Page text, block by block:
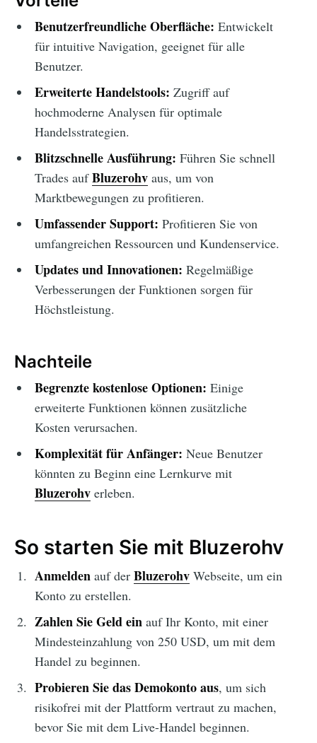
Benutzerfreundliche Oberfläche: Entwickelt
für intuitive Navigation, geeignet für alle
Benutzer.
Erweiterte Handelstools: Zugriff auf
hochmoderne Analysen für optimale
Handelsstrategien.
Blitzschnelle Ausführung: Führen Sie schnell
Trades aufBluzerohvaus, um von
Marktbewegungen zu profitieren.
Umfassender Support: Profitieren Sie von
umfangreichen Ressourcen und Kundenservice.
Updates und Innovationen: Regelmäßige
Verbesserungen der Funktionen sorgen für
Höchstleistung.
Nachteile
Begrenzte kostenlose Optionen: Einige
erweiterte Funktionen können zusätzliche
Kosten verursachen.
Komplexität für Anfänger: Neue Benutzer
könnten zu Beginn eine Lernkurve mit
Bluzerohverleben.
So starten Sie mit Bluzerohv
Anmeldenauf der BluzerohvWebseite, um ein
Konto zu erstellen.
Zahlen Sie Geld einauf Ihr Konto, mit einer
Mindesteinzahlung von 250 USD, um mit dem
Handel zu beginnen.
Probieren Sie das Demokonto aus, um sich
risikofrei mit der Plattform vertraut zu machen,
bevor Sie mit dem Live-Handel beginnen.